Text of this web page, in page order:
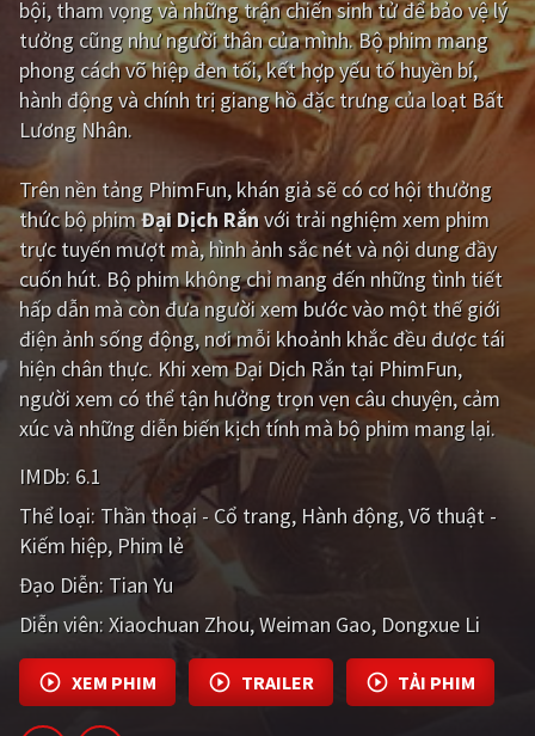
Giật gân Gia đình
Bí ẩn Lịch sử
Viễn Tây Tiểu sử
GameShow DramaTV
QUỐC GIA
Âu - Mỹ Trung Quốc - Hồng Kông
Hàn Quốc Nhật Bản
Ấn Độ Việt Nam
Tổng hợp
CẬP NHẬT
PHIM MỚI
PHIM BỘ
PHIM CHIẾU RẠP
bội, tham vọng và những trận chiến sinh tử để bảo vệ lý
tưởng cũng như người thân của mình. Bộ phim mang
phong cách võ hiệp đen tối, kết hợp yếu tố huyền bí,
hành động và chính trị giang hồ đặc trưng của loạt Bất
Lương Nhân.
Trên nền tảng PhimFun, khán giả sẽ có cơ hội thưởng
thức bộ phimĐại Dịch Rắnvới trải nghiệm xem phim
trực tuyến mượt mà, hình ảnh sắc nét và nội dung đầy
cuốn hút. Bộ phim không chỉ mang đến những tình tiết
hấp dẫn mà còn đưa người xem bước vào một thế giới
điện ảnh sống động, nơi mỗi khoảnh khắc đều được tái
hiện chân thực. Khi xem Đại Dịch Rắn tại PhimFun,
người xem có thể tận hưởng trọn vẹn câu chuyện, cảm
xúc và những diễn biến kịch tính mà bộ phim mang lại.
IMDb: 6.1
Thể loại: Thần thoại - Cổ trang Hành động Võ thuật -
Kiếm hiệp Phim lẻ
Đạo Diễn: Tian Yu
Diễn viên:Xiaochuan Zhou Weiman Gao Dongxue Li
XEM PHIM TRAILER TẢI PHIM